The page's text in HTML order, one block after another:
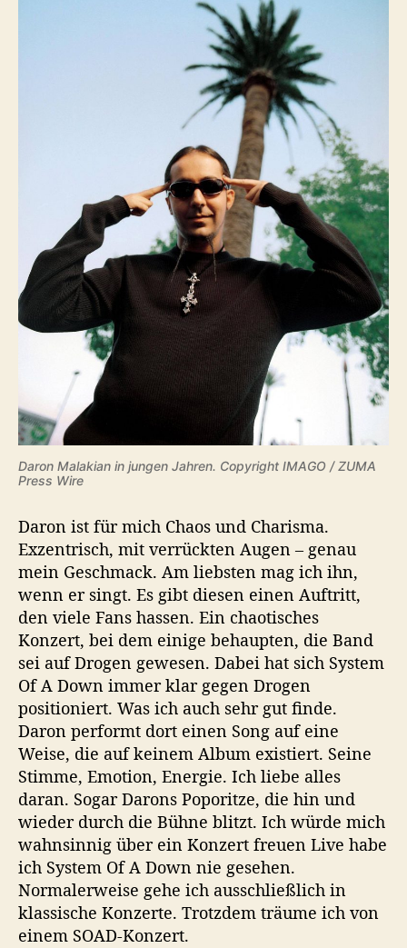
Daron Malakian in jungen Jahren. Copyright IMAGO / ZUMA
Press Wire
Daron ist für mich Chaos und Charisma.
Exzentrisch, mit verrückten Augen – genau
mein Geschmack. Am liebsten mag ich ihn,
wenn er singt. Es gibt diesen einen Auftritt,
den viele Fans hassen. Ein chaotisches
Konzert, bei dem einige behaupten, die Band
sei auf Drogen gewesen. Dabei hat sich System
Of A Down immer klar gegen Drogen
positioniert. Was ich auch sehr gut finde.
Daron performt dort einen Song auf eine
Weise, die auf keinem Album existiert. Seine
Stimme, Emotion, Energie. Ich liebe alles
daran. Sogar Darons Poporitze, die hin und
wieder durch die Bühne blitzt. Ich würde mich
wahnsinnig über ein Konzert freuen Live habe
ich System Of A Down nie gesehen.
Normalerweise gehe ich ausschließlich in
klassische Konzerte. Trotzdem träume ich von
einem SOAD-Konzert.